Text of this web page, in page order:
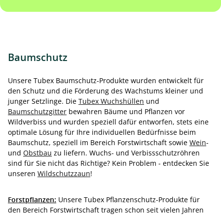
Baumschutz
Unsere Tubex Baumschutz-Produkte wurden entwickelt für
den Schutz und die Förderung des Wachstums kleiner und
junger Setzlinge. Die Tubex Wuchshüllen und
Baumschutzgitter bewahren Bäume und Pflanzen vor
Wildverbiss und wurden speziell dafür entworfen, stets eine
optimale Lösung für Ihre individuellen Bedürfnisse beim
Baumschutz, speziell im Bereich Forstwirtschaft sowie Wein-
und Obstbau zu liefern. Wuchs- und Verbissschutzröhren
sind für Sie nicht das Richtige? Kein Problem - entdecken Sie
unseren Wildschutzzaun!
Forstpflanzen: Unsere Tubex Pflanzenschutz-Produkte für
den Bereich Forstwirtschaft tragen schon seit vielen Jahren